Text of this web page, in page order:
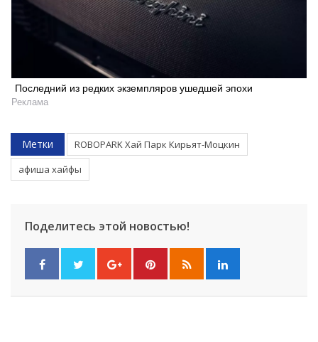
Последний из редких экземпляров ушедшей эпохи
Реклама
Метки
ROBOPARK Хай Парк Кирьят-Моцкин
афиша хайфы
Поделитесь этой новостью!